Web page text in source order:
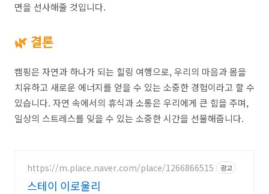
면을 선사해줄 것입니다.
🌿 결론
캠핑은 자연과 하나가 되는 힐링 여행으로, 우리의 마음과 몸을
치유하고 새로운 에너지를 얻을 수 있는 소중한 경험이라고 할 수
있습니다. 자연 속에서의 휴식과 소통은 우리에게 큰 힘을 주며,
일상의 스트레스를 잊을 수 있는 소중한 시간을 선물해줍니다.
https://m.place.naver.com/place/1266866515 광고
스테이 이로울리